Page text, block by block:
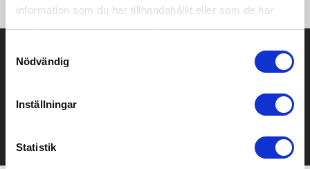
information som du har tillhandahållit eller som de har
samlat in när du har använt deras tjänster.
Nödvändig
Inställningar
Statistik
Prisuppgift på mailen?
Det går också utmärkt att bara ställa frågor!